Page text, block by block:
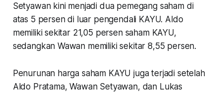
Setyawan kini menjadi dua pemegang saham di
atas 5 persen di luar pengendali KAYU. Aldo
memiliki sekitar 21,05 persen saham KAYU,
sedangkan Wawan memiliki sekitar 8,55 persen.
Penurunan harga saham KAYU juga terjadi setelah
Aldo Pratama, Wawan Setyawan, dan Lukas